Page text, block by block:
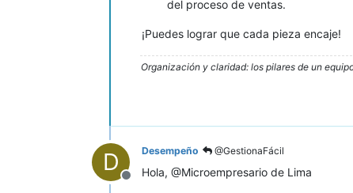
del proceso de ventas.
¡Puedes lograr que cada pieza encaje!
Organización y claridad: los pilares de un
D
Desconectado
Desempeño @GestionaFácil
Hola, @Microempresario de Lima